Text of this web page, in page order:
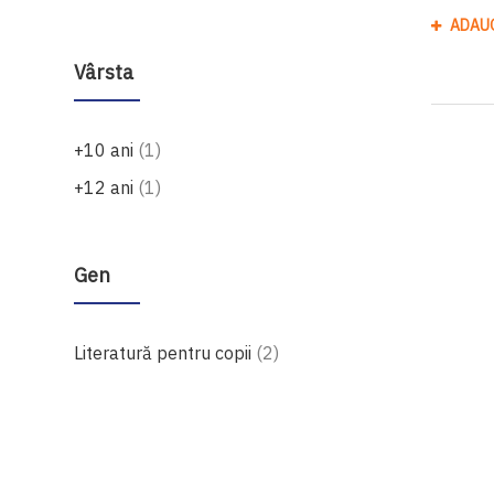
Vârsta
+10 ani 1produs
+12 ani 1produs
Gen
Literatură pentru copii 2produse